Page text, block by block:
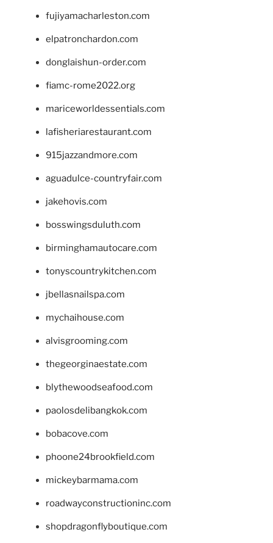
fujiyamacharleston.com
elpatronchardon.com
donglaishun-order.com
fiamc-rome2022.org
mariceworldessentials.com
lafisheriarestaurant.com
915jazzandmore.com
aguadulce-countryfair.com
jakehovis.com
bosswingsduluth.com
birminghamautocare.com
tonyscountrykitchen.com
jbellasnailspa.com
mychaihouse.com
alvisgrooming.com
thegeorginaestate.com
blythewoodseafood.com
paolosdelibangkok.com
bobacove.com
phoone24brookfield.com
mickeybarmama.com
roadwayconstructioninc.com
shopdragonflyboutique.com